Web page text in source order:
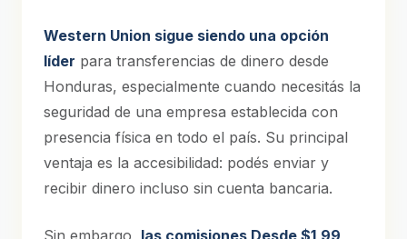
Western Union sigue siendo una opción
líder para transferencias de dinero desde
Honduras, especialmente cuando necesitás la
seguridad de una empresa establecida con
presencia física en todo el país. Su principal
ventaja es la accesibilidad: podés enviar y
recibir dinero incluso sin cuenta bancaria.